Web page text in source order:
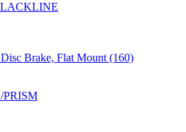
Brake, Flat Mount (160)
PRISM